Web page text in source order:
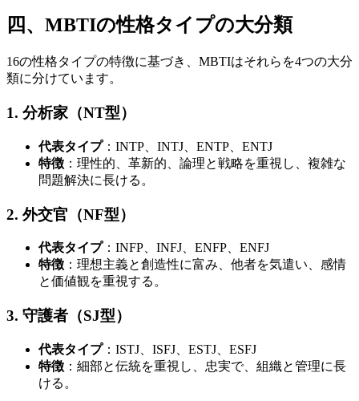
四、MBTIの性格タイプの大分類
16の性格タイプの特徴に基づき、MBTIはそれらを4つの大分
類に分けています。
1. 分析家（NT型）
代表タイプ：INTP、INTJ、ENTP、ENTJ
特徴 ：理性的、革新的、論理と戦略を重視し、複雑な
問題解決に長ける。
2. 外交官（NF型）
代表タイプ：INFP、INFJ、ENFP、ENFJ
特徴 ：理想主義と創造性に富み、他者を気遣い、感情
と価値観を重視する。
3. 守護者（SJ型）
代表タイプ：ISTJ、ISFJ、ESTJ、ESFJ
特徴 ：細部と伝統を重視し、忠実で、組織と管理に長
ける。